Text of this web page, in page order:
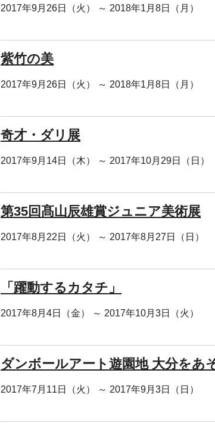
2017年9月26日（火） ～ 2018年1月8日（月）
紫竹の美
2017年9月26日（火） ～ 2018年1月8日（月）
奇才・ダリ展
2017年9月14日（木） ～ 2017年10月29日（日）
第35回髙山辰雄賞ジュニア美術展
2017年8月22日（火） ～ 2017年8月27日（日）
「躍動するカタチ」
2017年8月4日（金） ～ 2017年10月3日（火）
ダンボールアート遊園地 大分をあ
2017年7月11日（火） ～ 2017年9月3日（日）